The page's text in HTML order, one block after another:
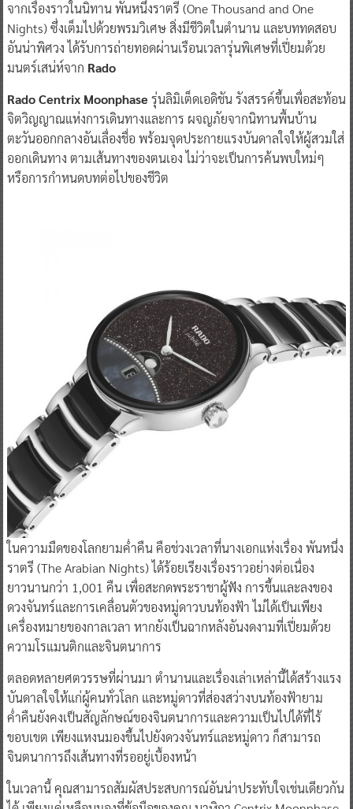
จากเรื่องราวในนิทาน พันหนึ่งราตรี (One Thousand and One
Nights) ซึ่งเต็มไปด้วยพรมวิเศษ สิ่งมีชีวิตในตำนาน และบททดสอบ
อันน่าพิศวง ได้รับการถ่ายทอดผ่านเรือนเวลารุ่นพิเศษที่เปี่ยมด้วย
มนตร์เสน่ห์จาก Rado
Rado Centrix Moonphaseรุ่นลิมิเต็ดเอดิชัน รังสรรค์ขึ้นเพื่อสะท้อน
จิตวิญญาณแห่งการเดินทางและการ ผจญภัยจากนิทานพื้นบ้าน
ตะวันออกกลางอันเลื่องชื่อ พร้อมจุดประกายแรงบันดาลใจให้ผู้สวมใส่
ออกเดินทาง ตามเส้นทางของตนเอง ไม่ว่าจะเป็นการค้นพบใหม่ๆ
หรือการกำหนดบทต่อไปของชีวิต
ในความมืดของโลกยามค่ำคืน คือช่วงเวลาที่นางเอกแห่งเรื่อง พันหนึ่ง
ราตรี (The Arabian Nights) ได้ร้อยเรียงเรื่องราวอย่างต่อเนื่อง
ยาวนานกว่า 1,001 คืน เพื่อสะกดพระราชาผู้ฟัง การขึ้นและลงของ
ดวงจันทร์และการเคลื่อนตัวของหมู่ดาวบนท้องฟ้า ไม่ได้เป็นเพียง
เครื่องหมายของกาลเวลา หากยังเป็นฉากหลังอันงดงามที่เปี่ยมด้วย
ความโรแมนติกและจินตนาการ
ตลอดหลายศตวรรษที่ผ่านมา ตำนานและเรื่องเล่าเหล่านี้ได้สร้างแรง
บันดาลใจให้แก่ผู้คนทั่วโลก และหมู่ดาวที่ส่องสว่างบนท้องฟ้ายาม
ค่ำคืนยังคงเป็นสัญลักษณ์ของจินตนาการและความเป็นไปได้ที่ไร้
ขอบเขต เพียงแหงนมองขึ้นไปยังดวงจันทร์และหมู่ดาว ก็สามารถ
จินตนาการถึงเส้นทางที่รออยู่เบื้องหน้า
ในเวลานี้ คุณสามารถสัมผัสประสบการณ์อันน่าประทับใจเช่นเดียวกัน